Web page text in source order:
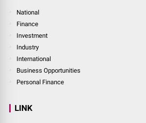
National
Finance
Investment
Industry
International
Business Opportunities
Personal Finance
LINK